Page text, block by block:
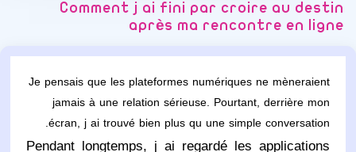
Comment j ai fini par croire au destin
après ma rencontre en ligne
Je pensais que les plateformes numériques ne mèneraient
jamais à une relation sérieuse. Pourtant, derrière mon
écran, j ai trouvé bien plus qu une simple conversation.
Pendant longtemps, j ai regardé les applications